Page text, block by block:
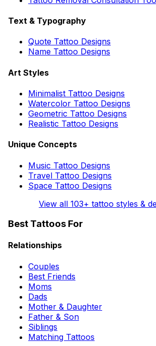
Text & Typography
Quote Tattoo Designs
Name Tattoo Designs
Art Styles
Minimalist Tattoo Designs
Watercolor Tattoo Designs
Geometric Tattoo Designs
Realistic Tattoo Designs
Unique Concepts
Music Tattoo Designs
Travel Tattoo Designs
Space Tattoo Designs
View all 103+ tattoo styles &
Best Tattoos For
Relationships
Couples
Best Friends
Moms
Dads
Mother & Daughter
Father & Son
Siblings
Matching Tattoos